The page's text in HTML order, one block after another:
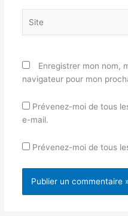
Enregistrer mon nom,
navigateur pour mon
Prévenez-moi de tous
e-mail.
Prévenez-moi de tous